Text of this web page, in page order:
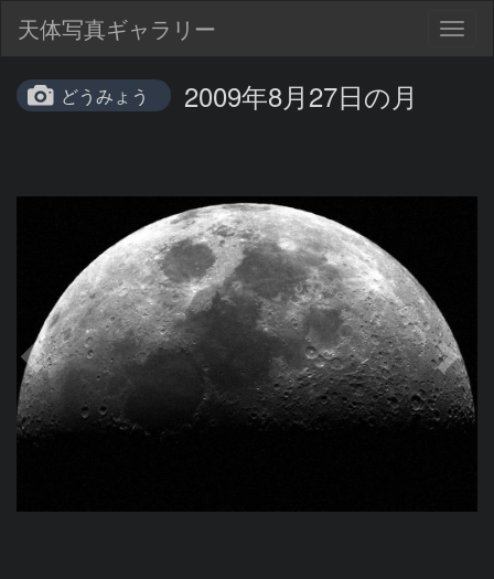
天体写真ギャラリー
どうみょう 2009年8月27日の月